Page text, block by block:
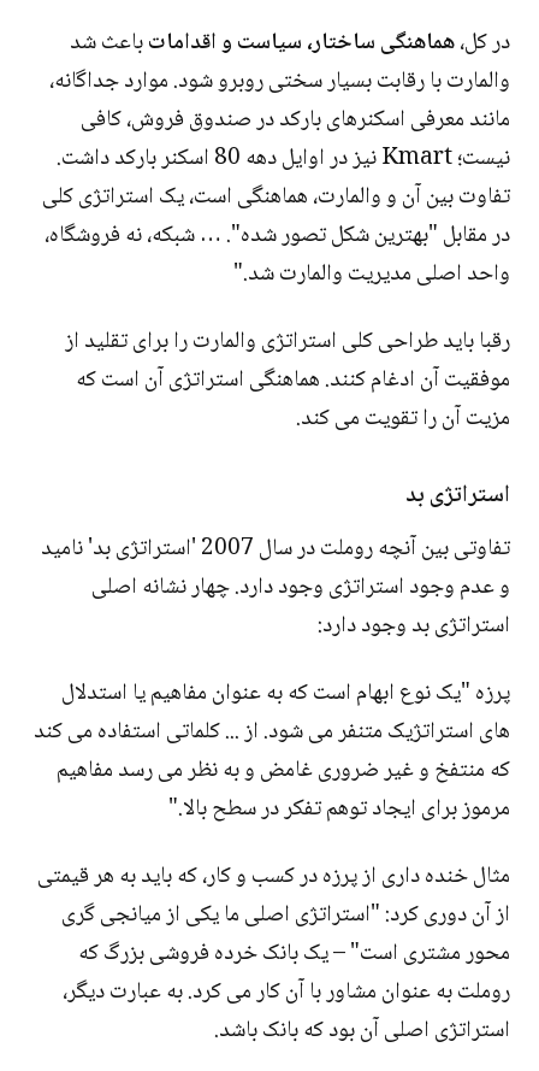
در کل،هماهنگی ساختار، سیاست و اقداماتباعث شد
والمارت با رقابت بسیار سختی روبرو شود. موارد جداگانه،
مانند معرفی اسکنرهای بارکد در صندوق فروش، کافی
نیست؛ Kmart نیز در اوایل دهه 80 اسکنر بارکد داشت.
تفاوت بین آن و والمارت، هماهنگی است، یک استراتژی کلی
در مقابل "بهترین شکل تصور شده". … شبکه، نه فروشگاه،
واحد اصلی مدیریت والمارت شد."
رقبا باید طراحی کلی استراتژی والمارت را برای تقلید از
موفقیت آن ادغام کنند. هماهنگی استراتژی آن است که
مزیت آن را تقویت می کند.
استراتژی بد
تفاوتی بین آنچه روملت در سال 2007 'استراتژی بد' نامید
و عدم وجود استراتژی وجود دارد. چهار نشانه اصلی
استراتژی بد وجود دارد:
پرزه "یک نوع ابهام است که به عنوان مفاهیم یا استدلال
های استراتژیک متنفر می شود. از ... کلماتی استفاده می کند
که منتفخ و غیر ضروری غامض و به نظر می رسد مفاهیم
مرموز برای ایجاد توهم تفکر در سطح بالا."
مثال خنده داری از پرزه در کسب و کار، که باید به هر قیمتی
از آن دوری کرد: "استراتژی اصلی ما یکی از میانجی گری
محور مشتری است" – یک بانک خرده فروشی بزرگ که
روملت به عنوان مشاور با آن کار می کرد. به عبارت دیگر،
استراتژی اصلی آن بود که بانک باشد.